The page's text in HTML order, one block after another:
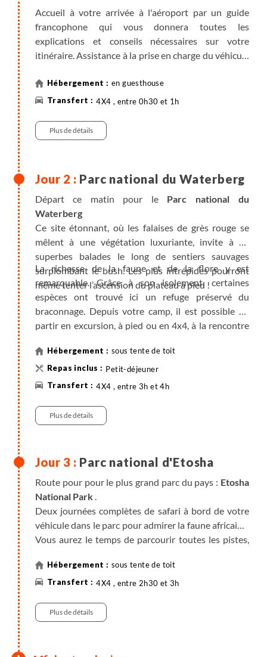
Accueil à votre arrivée à l'aéroport par un guide
francophone qui vous donnera toutes les
explications et conseils nécessaires sur votre
itinéraire. Assistance à la prise en charge du véhicule
Route pour Windhoek. Installation à votre
en guesthouse
4X4 , entre 0h30 et 1h
Plus de détails
Parc national du Waterberg
Départ ce matin pour le Parc national du
Waterberg
Ce site étonnant, où les falaises de grès rouge se
mêlent à une végétation luxuriante, invite à de
superbes balades le long de sentiers sauvages
surplombant le bush. Les plus intrépides pourront
même tenter l’ascension du plateau à pied !
La richesse de la faune et de la flore y est
remarquable. Grâce à son isolement, certaines
espèces ont trouvé ici un refuge préservé du
braconnage. Depuis votre camp, il est possible de
partir en excursion, à pied ou en 4x4, à la rencontre
sous tente de toit
Petit-déjeuner
4X4 , entre 3h et 4h
Plus de détails
Parc national d'Etosha
Route pour pour le plus grand parc du pays : Etosha
National Park.
Deux journées complètes de safari à bord de votre
véhicule dans le parc pour admirer la faune africaine.
Vous aurez le temps de parcourir toutes les pistes,
animaux qui viennent se désaltérer.
d’Okaukuejo est le quartier général de la réserve. Les
promenades matinales autour de ce camp vous
Réputée pour son grand nombre de rhinocéros noirs
sous tente de toit
4X4 , entre 2h30 et 3h
Plus de détails